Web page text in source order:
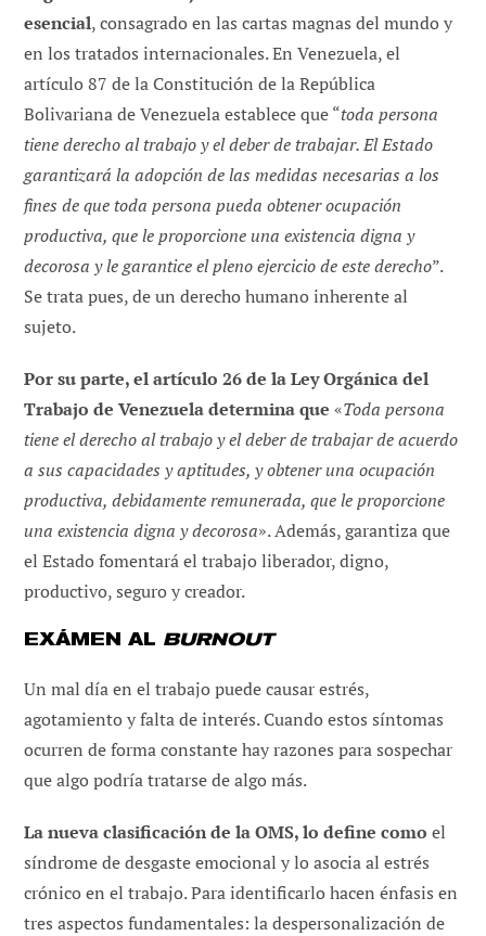
esencial, consagrado en las cartas magnas del mundo y
en los tratados internacionales. En Venezuela, el
artículo 87 de la Constitución de la República
Bolivariana de Venezuela establece que “toda persona
tiene derecho al trabajo y el deber de trabajar. El Estado
garantizará la adopción de las medidas necesarias a los
fines de que toda persona pueda obtener ocupación
productiva, que le proporcione una existencia digna y
decorosa y le garantice el pleno ejercicio de este derecho”.
Se trata pues, de un derecho humano inherente al
sujeto.
Por su parte, el artículo 26 de la Ley Orgánica del
Trabajo de Venezuela determina que «Toda persona
tiene el derecho al trabajo y el deber de trabajar de acuerdo
a sus capacidades y aptitudes, y obtener una ocupación
productiva, debidamente remunerada, que le proporcione
una existencia digna y decorosa». Además, garantiza que
el Estado fomentará el trabajo liberador, digno,
productivo, seguro y creador.
EXÁMEN AL BURNOUT
Un mal día en el trabajo puede causar estrés,
agotamiento y falta de interés. Cuando estos síntomas
ocurren de forma constante hay razones para sospechar
que algo podría tratarse de algo más.
La nueva clasificación de la OMS, lo define como el
síndrome de desgaste emocional y lo asocia al estrés
crónico en el trabajo. Para identificarlo hacen énfasis en
tres aspectos fundamentales: la despersonalización de